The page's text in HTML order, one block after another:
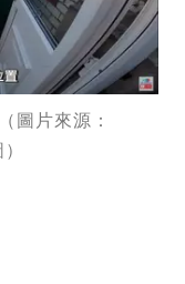
圖片來源：